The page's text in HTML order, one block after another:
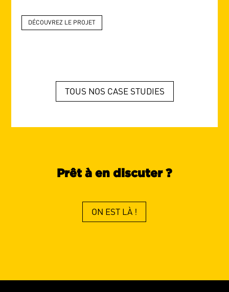
DÉCOUVREZ LE PROJET
TOUS NOS CASE STUDIES
Prêt à en discuter ?
ON EST LÀ !